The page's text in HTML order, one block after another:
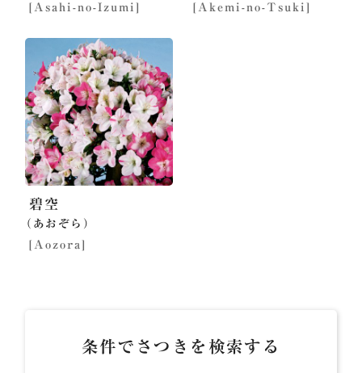
[Asahi-no-Izumi] [Akemi-no-Tsuki]
碧空
（あおぞら）
[Aozora]
条件でさつきを検索する